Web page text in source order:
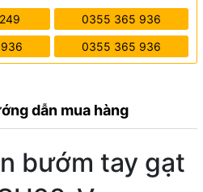
0355 365 936
0355 365 936
dẫn mua hàng
bướm tay gạt